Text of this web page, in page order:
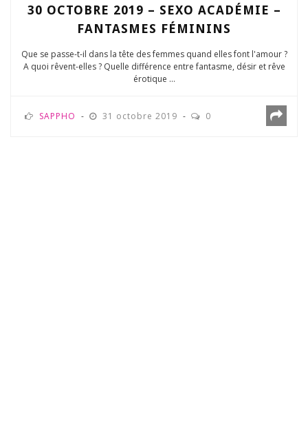
30 OCTOBRE 2019 – SEXO ACADÉMIE –
FANTASMES FÉMININS
Que se passe-t-il dans la tête des femmes quand elles font l'amour ?
A quoi rêvent-elles ? Quelle différence entre fantasme, désir et rêve
érotique ...
SAPPHO 31 octobre 2019 0